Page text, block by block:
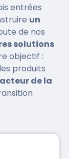
entrées
un
de nos
solutions
objectif :
produits
acteur de la